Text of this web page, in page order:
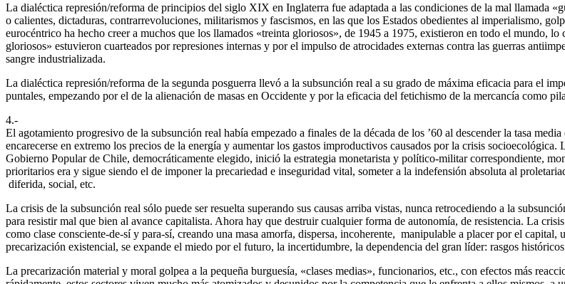
La dialéctica represión/reforma de principios del siglo XIX en Inglaterra fue adaptada a las condiciones de la mal llamada
o calientes, dictaduras, contrarrevoluciones, militarismos y fascismos, en las que los Estados obedientes al imperialismo,
eurocéntrico ha hecho creer a muchos que los llamados «treinta gloriosos», de 1945 a 1975, existieron en todo el mundo,
gloriosos» estuvieron cuarteados por represiones internas y por el impulso de atrocidades externas contra las guerras
sangre industrializada.
La dialéctica represión/reforma de la segunda posguerra llevó a la subsunción real a su grado de máxima eficacia para el
puntales, empezando por el de la alienación de masas en Occidente y por la eficacia del fetichismo de la mercancía como
4.-
El agotamiento progresivo de la subsunción real había empezado a finales de la década de los ’60 al descender la tasa
encarecerse en extremo los precios de la energía y aumentar los gastos improductivos causados por la crisis
Gobierno Popular de Chile, democráticamente elegido, inició la estrategia monetarista y político-militar correspondiente,
prioritarios era y sigue siendo el de imponer la precariedad e inseguridad vital, someter a la indefensión absoluta al
diferida, social, etc.
La crisis de la subsunción real sólo puede ser resuelta superando sus causas arriba vistas, nunca retrocediendo a la
para resistir mal que bien al avance capitalista. Ahora hay que destruir cualquier forma de autonomía, de resistencia. La
como clase consciente-de-sí y para-sí, creando una masa amorfa, dispersa, incoherente, manipulable a placer por el capital,
precarización existencial, se expande el miedo por el futuro, la incertidumbre, la dependencia del gran líder: rasgos
La precarización material y moral golpea a la pequeña burguesía, «clases medias», funcionarios, etc., con efectos más